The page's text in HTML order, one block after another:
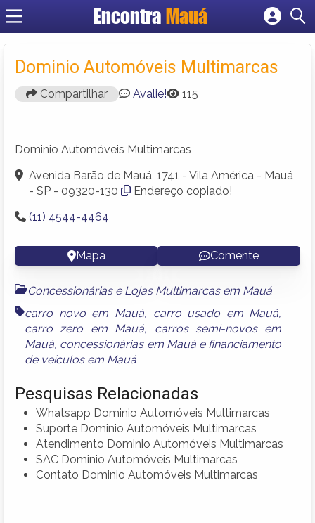
EncontraMauá
Criar conta
Dominio Automóveis Multimarcas
Compartilhar Avalie! 115
Dominio Automóveis Multimarcas
Avenida Barão de Mauá, 1741 - Vila América - Mauá
- SP - 09320-130
Endereço copiado!
(11) 4544-4464
Mapa Comente
Concessionárias e Lojas Multimarcas em Mauá
carro novo em Mauá, carro usado em Mauá,
carro zero em Mauá, carros semi-novos em
Mauá, concessionárias em Mauáe financiamento
de veículos em Mauá
Pesquisas Relacionadas
Whatsapp Dominio Automóveis Multimarcas
Suporte Dominio Automóveis Multimarcas
Atendimento Dominio Automóveis Multimarcas
SAC Dominio Automóveis Multimarcas
Contato Dominio Automóveis Multimarcas